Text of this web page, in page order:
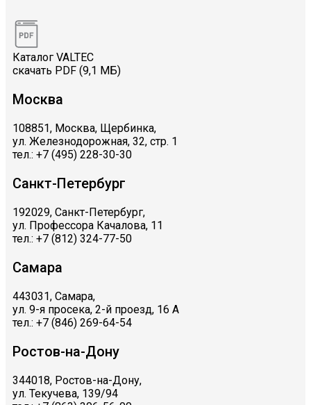
Каталог VALTEC
скачать PDF (9,1 МБ)
Москва
108851, Москва, Щербинка,
ул. Железнодорожная, 32, стр. 1
тел.: +7 (495) 228-30-30
Санкт-Петербург
192029, Санкт-Петербург,
ул. Профессора Качалова, 11
тел.: +7 (812) 324-77-50
Самара
443031, Самара,
ул. 9-я просека, 2-й проезд, 16 А
тел.: +7 (846) 269-64-54
Ростов-на-Дону
344018, Ростов-на-Дону,
ул. Текучева, 139/94